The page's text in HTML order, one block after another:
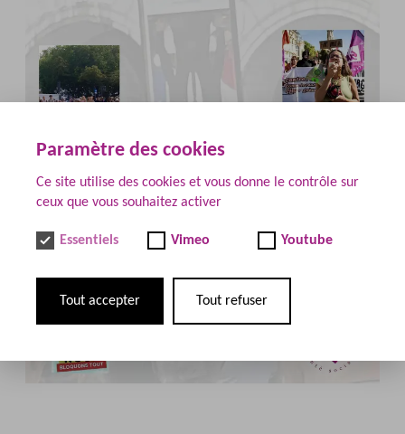
Paramètre des cookies
Ce site utilise des cookies et vous donne le contrôle sur
ceux que vous souhaitez activer
Essentiels Vimeo Youtube
Tout accepter Tout refuser